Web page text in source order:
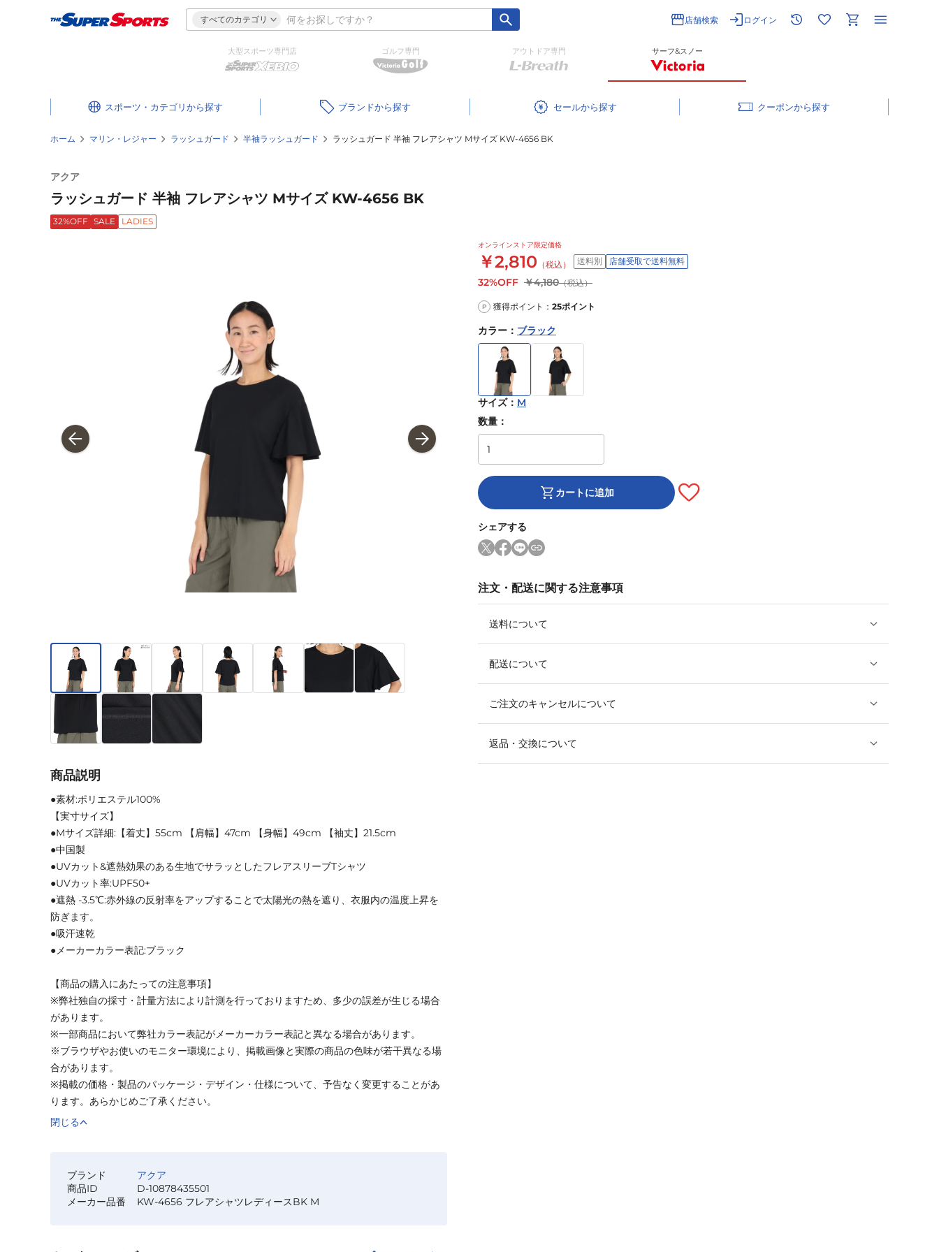
すべてのカテゴリ 店舗検索 ログイン
大型スポーツ専門店 ゴルフ専門 アウトドア専門 サーフ&スノー
スポーツ・カテゴリ ブランド セール クーポン
ホーム マリン・レジャー ラッシュガード 半袖ラッシュガード ラッシュガード 半袖 フレアシャツ Mサイズ KW-4656 BK
アクア
ラッシュガード 半袖 フレアシャツ Mサイズ KW-4656 BK
32%OFF SALE LADIES
オンラインストア限定価格
￥2,810 （税込） 送料別 店舗受取で送料無料
32%OFF ￥4,180（税込）
P 獲得ポイント： 25ポイント
カラー ： ブラック
サイズ： M
数量：
カートに追加
シェアする
注文・配送に関する注意事項
送料について
配送について
ご注文のキャンセルについて
返品・交換について
商品説明
●素材:ポリエステル100%
【実寸サイズ】
●Mサイズ詳細:【着丈】55cm 【肩幅】47cm 【身幅】49cm 【袖丈】21.5cm
●中国製
●UVカット&遮熱効果のある生地でサラッとしたフレアスリーブTシャツ
●UVカット率:UPF50+
●遮熱 -3.5℃:赤外線の反射率をアップすることで太陽光の熱を遮り、衣服内の温度上昇を
防ぎます。
●吸汗速乾
●メーカーカラー表記:ブラック
【商品の購入にあたっての注意事項】
※弊社独自の採寸・計量方法により計測を行っておりますため、多少の誤差が生じる場合
があります。
※一部商品において弊社カラー表記がメーカーカラー表記と異なる場合があります。
※ブラウザやお使いのモニター環境により、掲載画像と実際の商品の色味が若干異なる場
合があります。
※掲載の価格・製品のパッケージ・デザイン・仕様について、予告なく変更することがあ
ります。あらかじめご了承ください。
閉じる
ブランド
アクア
商品ID
D-10878435501
メーカー品番
KW-4656 フレアシャツレディースBK M